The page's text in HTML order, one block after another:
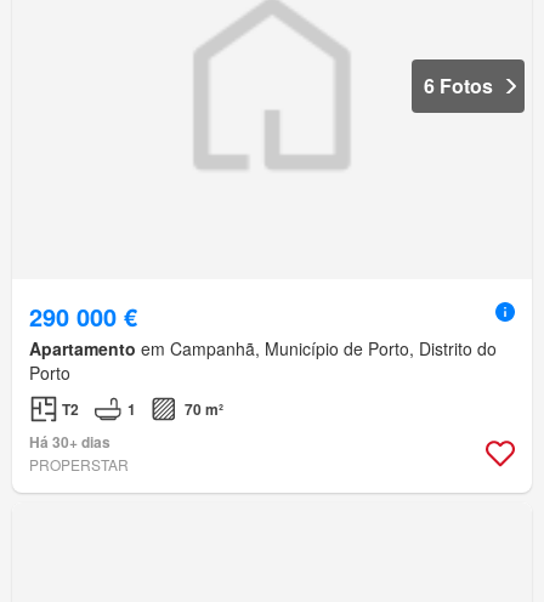
6 Fotos
290 000 €
Apartamento em Campanhã, Município de Porto, Distrito do
Porto
T2 1
70 m²
Há 30+ dias
PROPERSTAR